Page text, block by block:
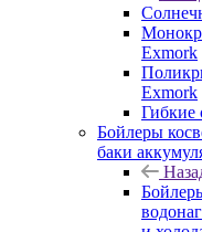
Exmork
Exmork
Гибкие
Бойлеры
баки